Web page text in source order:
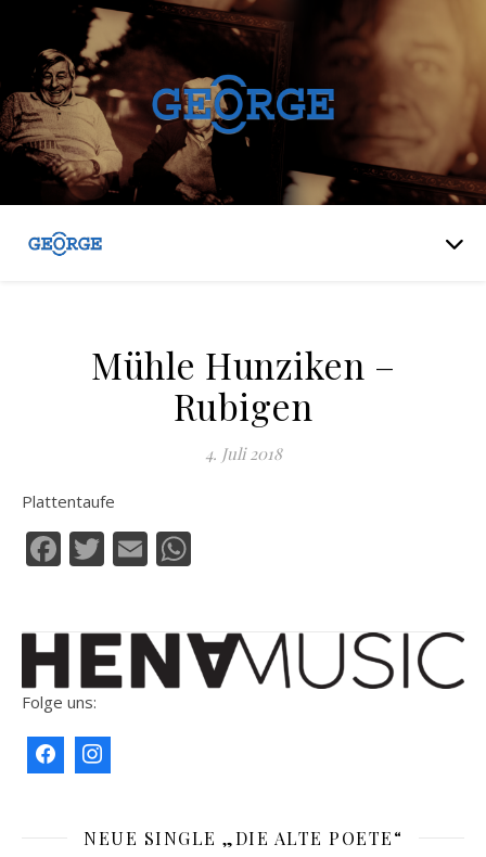
Mühle Hunziken –
Rubigen
4. Juli 2018
Plattentaufe
Facebook
Twitter
Email
Folge uns:
NEUE SINGLE „DIE ALTE POETE“